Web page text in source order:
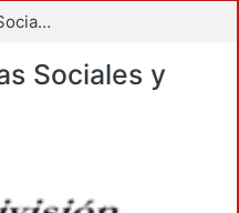
División de Ciencias Sociales y Humanidades
Sociales y